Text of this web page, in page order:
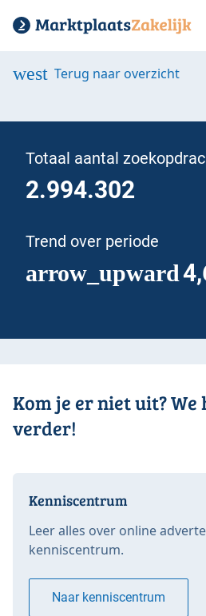
west Terug naar overzicht
Totaal aantal
2.994.302
Trend over periode
arrow_upward
Kom je er niet uit?
verder!
Kenniscentrum
Leer alles over online
kenniscentrum.
Naar kenniscentrum